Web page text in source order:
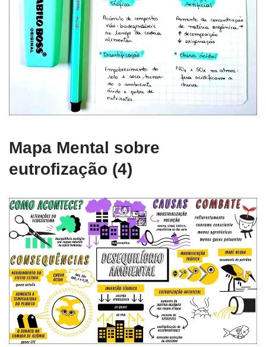
Mapa Mental sobre
eutrofização (4)